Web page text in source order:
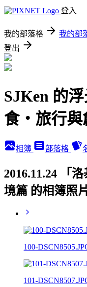
登入
我的部落格 我的部
登出
SJKen 的
食‧旅行與
相簿 部落格
2016.11.24 「
境篇 的相簿照片
100-
101-